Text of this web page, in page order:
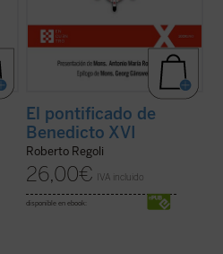
El pontificado de
Benedicto XVI
Roberto Regoli
26,00€ IVA incluido
disponible en ebook: